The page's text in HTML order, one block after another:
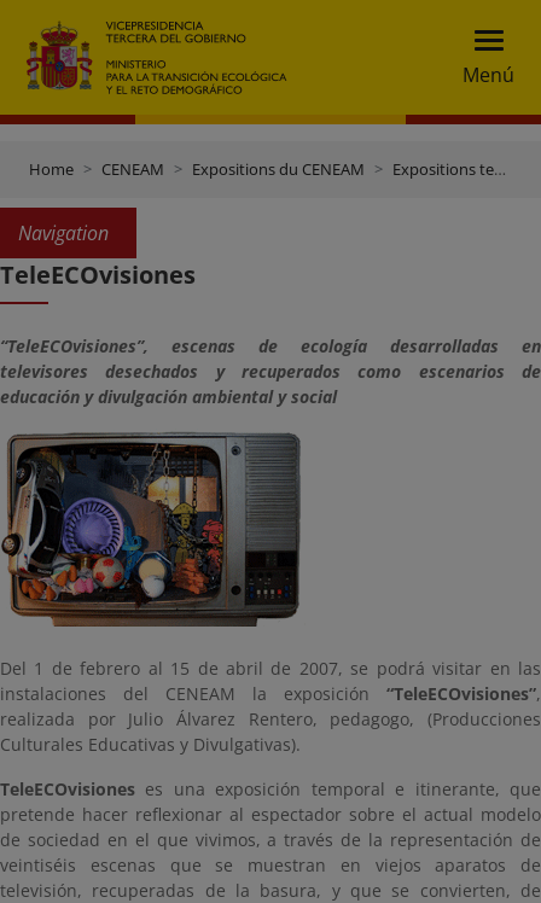
Menú
Home CENEAM Expositions du CENEAM Expositions temporaires
Navigation
TeleECOvisiones
“TeleECOvisiones”, escenas de ecología desarrolladas en
televisores desechados y recuperados como escenarios de
educación y divulgación ambiental y social
Del 1 de febrero al 15 de abril de 2007, se podrá visitar en las
instalaciones del CENEAM la exposición “TeleECOvisiones”,
realizada por Julio Álvarez Rentero, pedagogo, (Producciones
Culturales Educativas y Divulgativas).
TeleECOvisiones es una exposición temporal e itinerante, que
pretende hacer reflexionar al espectador sobre el actual modelo
de sociedad en el que vivimos, a través de la representación de
veintiséis escenas que se muestran en viejos aparatos de
televisión, recuperadas de la basura, y que se convierten, de